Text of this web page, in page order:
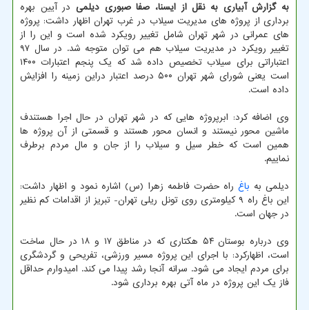
به گزارش آبیاری به نقل از ایسنا، صفا صبوری دیلمی در آیین بهره
برداری از پروژه های مدیریت سیلاب در غرب تهران اظهار داشت: پروژه
های عمرانی در شهر تهران شامل تغییر رویکرد شده است و این را از
تغییر رویکرد در مدیریت سیلاب هم می توان متوجه شد. در سال ۹۷
اعتباراتی برای سیلاب تخصیص داده شد که یک پنجم اعتبارات ۱۴۰۰
است یعنی شورای شهر تهران ۵۰۰ درصد اعتبار دراین زمینه را افزایش
داده است.
وی اضافه کرد: ابرپروژه هایی که در شهر تهران در حال اجرا هستندف
ماشین محور نیستند و انسان محور هستند و قسمتی از آن پروژه ها
همین است که خطر سیل و سیلاب را از جان و مال مردم برطرف
نماییم.
دیلمی به باغ راه حضرت فاطمه زهرا (س) اشاره نمود و اظهار داشت:
این باغ راه ۹ کیلومتری روی تونل ریلی تهران- تبریز از اقدامات کم نظیر
در جهان است.
وی درباره بوستان ۵۴ هکتاری که در مناطق ۱۷ و ۱۸ در حال ساخت
است، اظهارکرد: با اجرای این پروژه مسیر ورزشی، تفریحی و گردشگری
برای مردم ایجاد می شود. سرانه آنجا رشد پیدا می کند. امیدوارم حداقل
فاز یک این پروژه در ماه آتی بهره برداری شود.